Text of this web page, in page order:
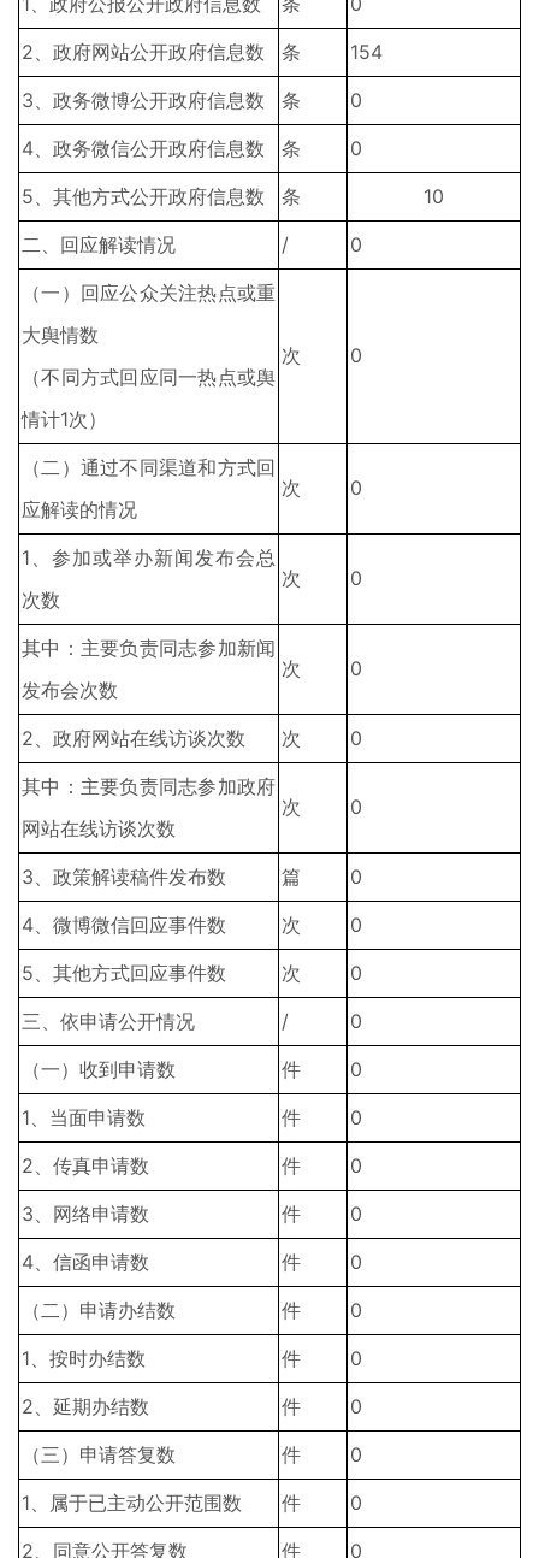
2、政府网站公开政府信息数
条
154
3、政务微博公开政府信息数
条
0
4、政务微信公开政府信息数
条
0
5、其他方式公开政府信息数
条
10
二、回应解读情况
/
0
（一）回应公众关注热点或重
大舆情数
（不同方式回应同一热点或舆
情计1次）
次 0
（二）通过不同渠道和方式回
应解读的情况
次 0
1、参加或举办新闻发布会总
次数
次 0
其中：主要负责同志参加新闻
发布会次数
次 0
2、政府网站在线访谈次数 次
0
其中：主要负责同志参加政府
网站在线访谈次数
次 0
3、政策解读稿件发布数 篇
0
4、微博微信回应事件数
次
0
5、其他方式回应事件数
次
0
三、依申请公开情况
/
0
（一）收到申请数
件
0
1、当面申请数
件
0
2、传真申请数
件
0
3、网络申请数
件
0
4、信函申请数
件
0
（二）申请办结数
件
0
1、按时办结数
件
0
2、延期办结数
件
0
（三）申请答复数
件
0
1、属于已主动公开范围数
件
0
2、同意公开答复数
件
0